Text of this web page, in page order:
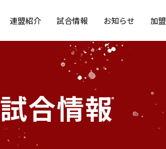
連盟紹介 試合情報 お知らせ 加
試合情報